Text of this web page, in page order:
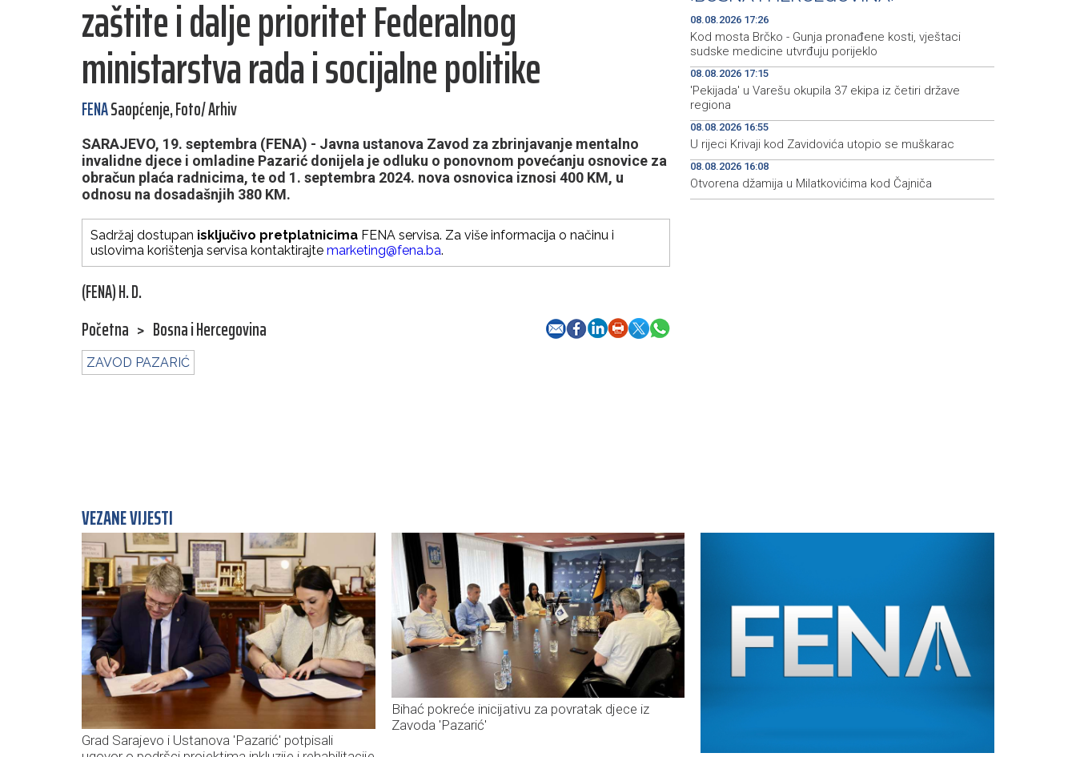
zaštite i dalje prioritet Federalnog
ministarstva rada i socijalne politike
FENASaopćenje, Foto/ Arhiv
SARAJEVO, 19. septembra (FENA) - Javna ustanova Zavod za zbrinjavanje mentalno
invalidne djece i omladine Pazarić donijela je odluku o ponovnom povećanju osnovice za
obračun plaća radnicima, te od 1. septembra 2024. nova osnovica iznosi 400 KM, u
odnosu na dosadašnjih 380 KM.
Sadržaj dostupan isključivo pretplatnicima FENA servisa. Za više informacija o načinu i
uslovima korištenja servisa kontaktirajte marketing@fena.ba.
(FENA) H. D.
Početna > Bosna i Hercegovina
ZAVOD PAZARIĆ
08.08.2026 17:26
Kod mosta Brčko - Gunja pronađene kosti, vještaci
sudske medicine utvrđuju porijeklo
08.08.2026 17:15
'Pekijada' u Varešu okupila 37 ekipa iz četiri države
regiona
08.08.2026 16:55
U rijeci Krivaji kod Zavidovića utopio se muškarac
08.08.2026 16:08
Otvorena džamija u Milatkovićima kod Čajniča
VEZANE VIJESTI
Grad Sarajevo i Ustanova 'Pazarić' potpisali
Bihać pokreće inicijativu za povratak djece iz
Zavoda 'Pazarić'